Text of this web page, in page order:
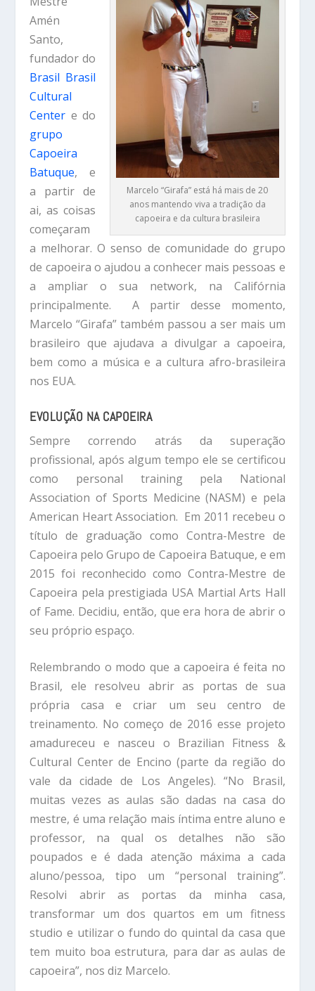
Marcelo “Girafa” está há mais de 20
anos mantendo viva a tradição da
capoeira e da cultura brasileira
Amén
Santo,
fundador do
Brasil Brasil
Cultural
Center e do
grupo
Capoeira
Batuque, e
a partir de
ai, as coisas
começaram
a melhorar. O senso de comunidade do grupo
de capoeira o ajudou a conhecer mais pessoas e
a ampliar o sua network, na Califórnia
principalmente. A partir desse momento,
Marcelo “Girafa” também passou a ser mais um
brasileiro que ajudava a divulgar a capoeira,
bem como a música e a cultura afro-brasileira
nos EUA.
EVOLUÇÃO NA CAPOEIRA
Sempre correndo atrás da superação
profissional, após algum tempo ele se certificou
como personal training pela National
Association of Sports Medicine (NASM) e pela
American Heart Association. Em 2011 recebeu o
título de graduação como Contra-Mestre de
Capoeira pelo Grupo de Capoeira Batuque, e em
2015 foi reconhecido como Contra-Mestre de
Capoeira pela prestigiada USA Martial Arts Hall
of Fame. Decidiu, então, que era hora de abrir o
seu próprio espaço.
Relembrando o modo que a capoeira é feita no
Brasil, ele resolveu abrir as portas de sua
própria casa e criar um seu centro de
treinamento. No começo de 2016 esse projeto
amadureceu e nasceu o Brazilian Fitness &
Cultural Center de Encino (parte da região do
vale da cidade de Los Angeles). “No Brasil,
muitas vezes as aulas são dadas na casa do
mestre, é uma relação mais íntima entre aluno e
professor, na qual os detalhes não são
poupados e é dada atenção máxima a cada
aluno/pessoa, tipo um “personal training”.
Resolvi abrir as portas da minha casa,
transformar um dos quartos em um fitness
studio e utilizar o fundo do quintal da casa que
tem muito boa estrutura, para dar as aulas de
capoeira”, nos diz Marcelo.